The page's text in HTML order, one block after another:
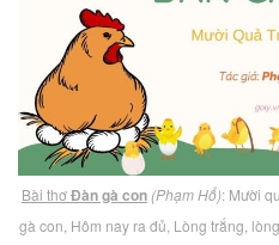
Bài thơĐàn gà con (Phạm Hổ): Mười
gà con, Hôm nay ra đủ, Lòng trắng,